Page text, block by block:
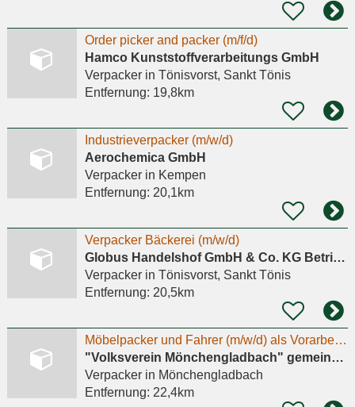
Order picker and packer (m/f/d)
Hamco Kunststoffverarbeitungs GmbH
Verpackerin Tönisvorst, Sankt Tönis
Entfernung: 19,8km
Industrieverpacker (m/w/d)
Aerochemica GmbH
Verpackerin Kempen
Entfernung: 20,1km
Verpacker Bäckerei (m/w/d)
Globus Handelshof GmbH & Co. KG Betriebsstätte Tönisvorst
Verpackerin Tönisvorst, Sankt Tönis
Entfernung: 20,5km
Möbelpacker und Fahrer (m/w/d) als Vorarbeiter für die Secondhand Möbelhalle
"Volksverein Mönchengladbach" gemeinnützige Gesellschaft gegen Arbeitslosigkeit mbH
Verpackerin Mönchengladbach
Entfernung: 22,4km